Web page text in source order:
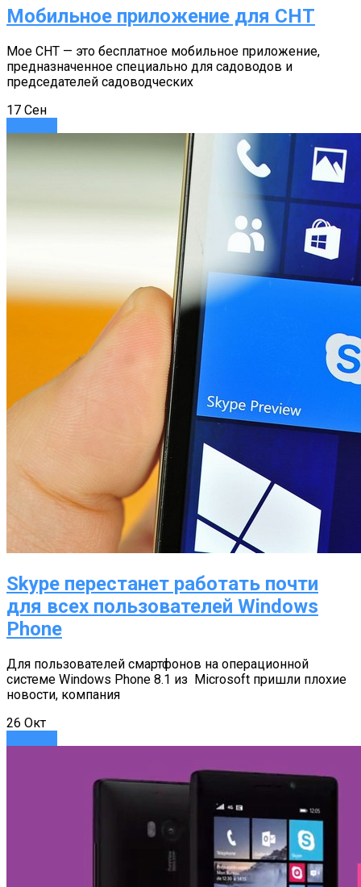
Мобильное приложение для СНТ
Мое СНТ — это бесплатное мобильное приложение,
предназначенное специально для садоводов и
председателей садоводческих
17 Сен
Skype перестанет работать почти
для всех пользователей Windows
Phone
Для пользователей смартфонов на операционной
системе Windows Phone 8.1 из Microsoft пришли плохие
новости, компания
26 Окт